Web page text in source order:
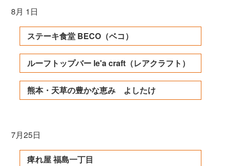
8月 1日
ステーキ食堂 BECO（ベコ）
ルーフトップバー le'a craft（レアクラフト）
熊本・天草の豊かな恵み よしたけ
7月25日
痺れ屋 福島一丁目